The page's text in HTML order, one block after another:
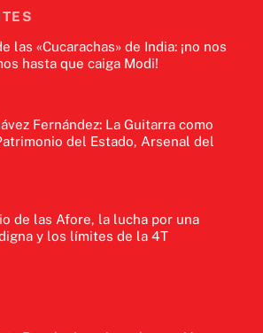
las «Cucarachas» de India: ¡no nos
hasta que caiga Modi!
Fernández: La Guitarra como
del Estado, Arsenal del
de las Afore, la lucha por una
y los límites de la 4T